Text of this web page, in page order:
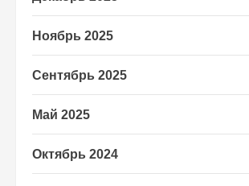
Ноябрь 2025
Сентябрь 2025
Май 2025
Октябрь 2024